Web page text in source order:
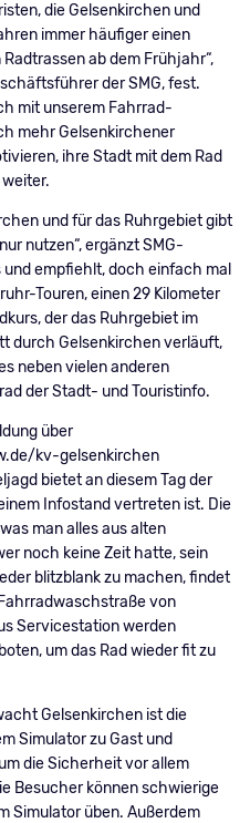
die Gelsenkirchen und
immer häufiger einen
ab dem Frühjahr“,
der SMG, fest.
mit unserem Fahrrad-
mehr Gelsenkirchener
ihre Stadt mit dem Rad
und für das Ruhrgebiet gibt
nutzen“, ergänzt SMG-
empfiehlt, doch einfach mal
Touren, einen 29 Kilometer
der das Ruhrgebiet im
durch Gelsenkirchen verläuft,
neben vielen anderen
der Stadt- und Touristinfo.
über
kv-gelsenkirchen
bietet an diesem Tag der
Infostand vertreten ist. Die
man alles aus alten
noch keine Zeit hatte, sein
blitzblank zu machen, findet
von
Servicestation werden
um das Rad wieder fit zu
Gelsenkirchen ist die
Simulator zu Gast und
die Sicherheit vor allem
Besucher können schwierige
Simulator üben. Außerdem